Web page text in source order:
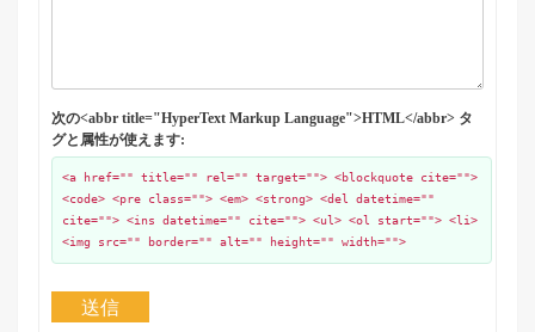
次の<abbr title="HyperText Markup Language">HTML</abbr> タ
グと属性が使えます:
<a href="" title="" rel="" target=""> <blockquote cite="">
<code> <pre class=""> <em> <strong> <del datetime=""
cite=""> <ins datetime="" cite=""> <ul> <ol start=""> <li>
<img src="" border="" alt="" height="" width="">
送信